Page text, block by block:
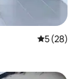
5 de uma
5 (28)